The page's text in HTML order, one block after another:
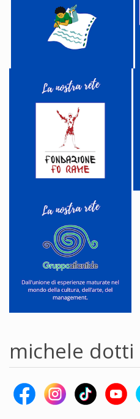
michele dotti